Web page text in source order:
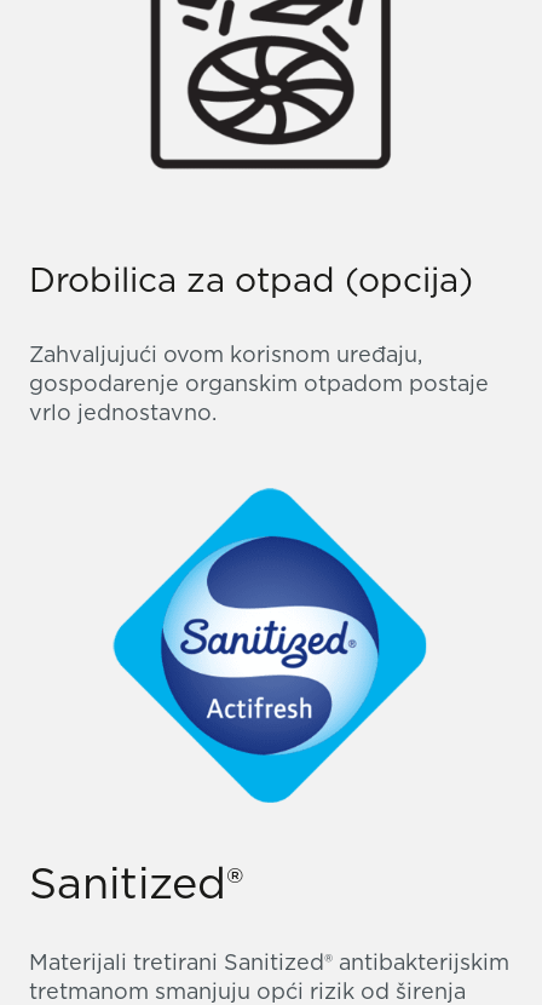
Drobilica za otpad (opcija)
Zahvaljujući ovom korisnom uređaju,
gospodarenje organskim otpadom postaje
vrlo jednostavno.
Sanitized®
Materijali tretirani Sanitized® antibakterijskim
tretmanom smanjuju opći rizik od širenja